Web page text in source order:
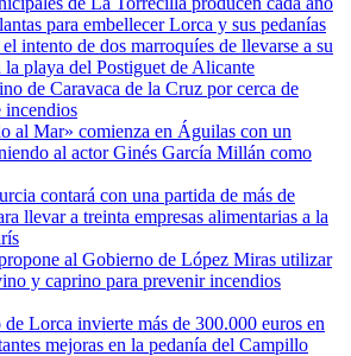
para embellecer Lorca y sus pedanías
intento de dos marroquíes de llevarse a su
la playa del Postiguet de Alicante
de Caravaca de la Cruz por cerca de
incendios
al Mar» comienza en Águilas con un
al actor Ginés García Millán como
contará con una partida de más de
llevar a treinta empresas alimentarias a la
al Gobierno de López Miras utilizar
y caprino para prevenir incendios
Lorca invierte más de 300.000 euros en
mejoras en la pedanía del Campillo